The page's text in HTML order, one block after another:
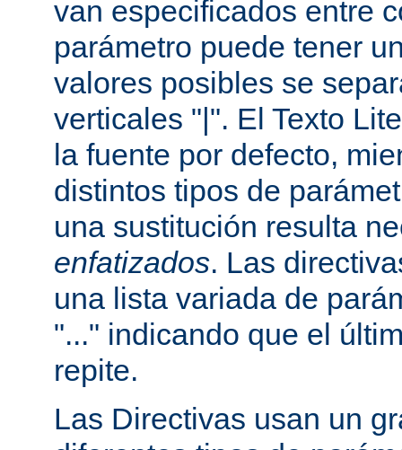
van especificados entre
parámetro puede tener
valores posibles se
verticales "|". El Texto
la fuente por defecto,
distintos tipos de
una sustitución resulta
enfatizados. Las
una lista variada de
"..." indicando que el
repite.
Las Directivas usan un